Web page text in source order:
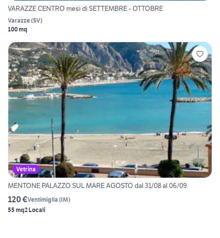
VARAZZE CENTRO mesi di SETTEMBRE - OTTOBRE
Varazze(SV)
100 mq
Vetrina
MENTONE PALAZZO SUL MARE AGOSTO dal 31/08 al 06/09
120 €Ventimiglia (IM)
55 mq2 Locali